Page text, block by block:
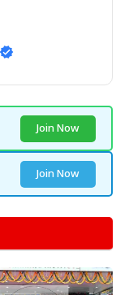
Join Now
Join Now